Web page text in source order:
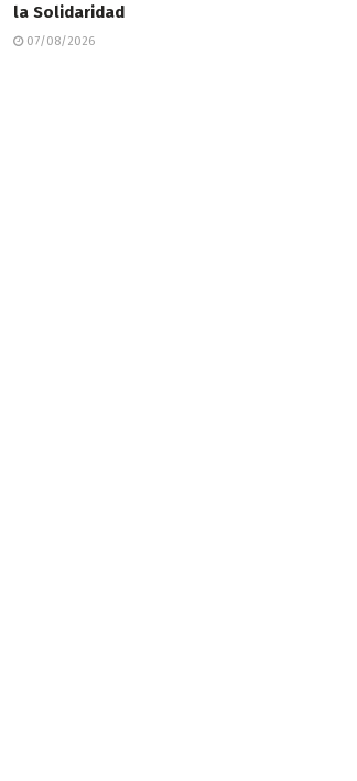
la Solidaridad
07/08/2026